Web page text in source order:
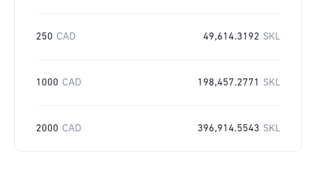
250 CAD 49,614.3192 SKL
1000 CAD 198,457.2771 SKL
2000 CAD 396,914.5543 SKL